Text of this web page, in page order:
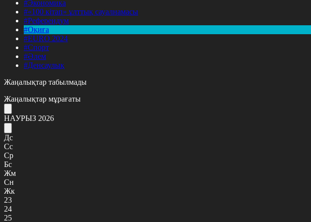
#Экономика
#«100 кітап» ұлттық сауалнамасы
#Референдум
#Оқиға
#EURO 2024
#Спорт
#Әлем
#Денсаулық
Жаңалықтар табылмады
Жаңалықтар мұрағаты
НАУРЫЗ 2026
Дс
Сс
Ср
Бс
Жм
Сн
Жк
23
24
25